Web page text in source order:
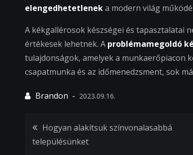
elengedhetetleneka modern világ
A kékgallérosok készségei és tapasztalatai
értékesek lehetnek. A problémamegoldó
tulajdonságok, amelyek a munkaerőpiacon
csapatmunka és az időmenedzsment, sok
2023.09.16.
Bejegyzés
Hogyan alakítsuk színvonalasabbá
településünket